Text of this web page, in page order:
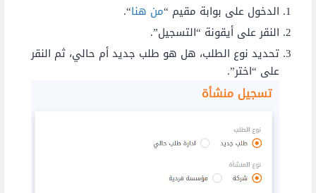
الدخول على بوابة مقيم “من هنا“.
النقر على أيقونة “التسجيل”.
تحديد نوع الطلب، هل هو طلب جديد أم حالي، ثم النقر
على “اختر”.